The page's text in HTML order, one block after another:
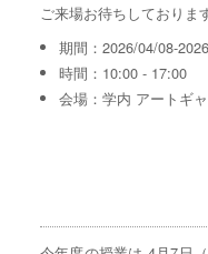
ご来場お待ちしておりま
期間：2026/04/08-
時間：10:00 - 17:00
会場：学内 アートギ